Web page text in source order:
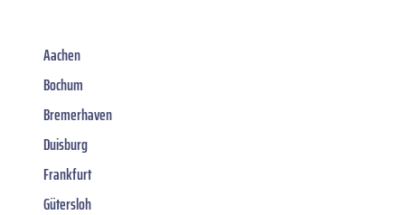
Aachen
Bochum
Bremerhaven
Duisburg
Frankfurt
Gütersloh